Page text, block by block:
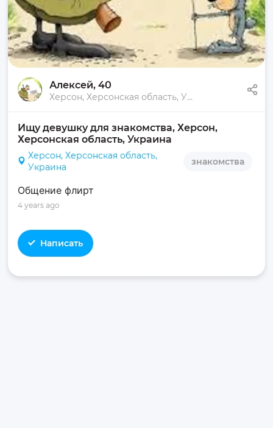
Алексей, 40
Херсон, Херсонская область, Украина
Ищу девушку для знакомства, Херсон,
Херсонская область, Украина
Херсон, Херсонская область,
Украина
знакомства
Общение флирт
4 years ago
Написать